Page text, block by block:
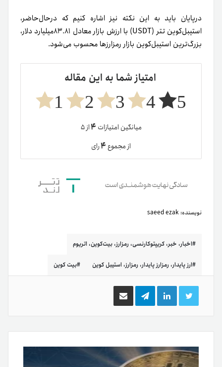
درپایان باید به این نکته نیز اشاره کنیم که در‌حال‌حاضر،
استیبل‌کوین تتر (USDT) با ارزش بازار معادل ۸۳.۸۱میلیارد دلار،
بزرگ‌ترین استیبل‌کوین بازار رمزارزها محسوب می‌شود.
امتیاز شما به این مقاله
5
4
3
2
1
میانگین امتیازات ۴از ۵
از مجموع۴رای
نویسنده: saeed ezak
اخبار، خبر، کریپتوکارنسی، رمزارز، بیت‌کوین، اتریوم
ارز پایدار، رمزارز پایدار، رمزارز، استیبل کوین بیت کوین
توییتر لینکدینتلگرام اشتراک
گذاری
ایمیل